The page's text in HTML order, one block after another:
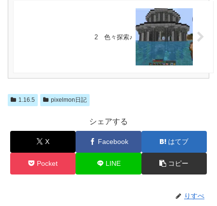
2 色々探索♪
1.16.5 pixelmon日記
シェアする
X Facebook はてブ
Pocket LINE コピー
りすぺ